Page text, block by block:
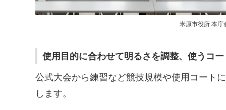
米原市役所 本庁
使用目的に合わせて明るさを調整、使うコ
公式大会から練習など競技規模や使用コート
します。